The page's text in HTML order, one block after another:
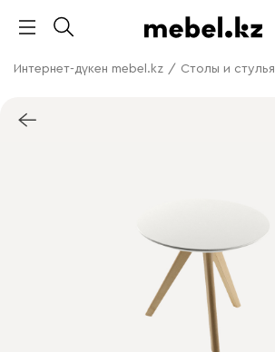
Интернет-дүкен mebel.kz / Столы и стулья